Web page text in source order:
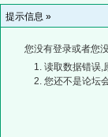
提示信息 »
您没有登录或者您
读取数据错误,
您还不是论坛